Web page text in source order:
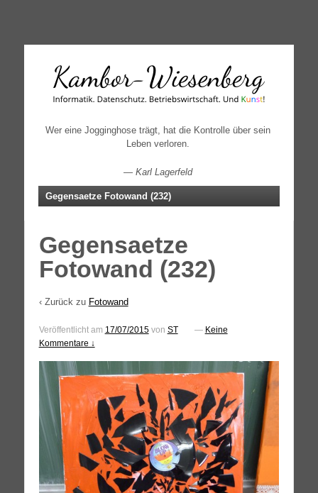
↓
CONTENT
Wer eine Jogginghose trägt, hat die Kontrolle über sein
Leben verloren.
— Karl Lagerfeld
Gegensaetze Fotowand (232)
Gegensaetze
Fotowand (232)
‹ Zurück zu Fotowand
Veröffentlicht am 17/07/2015von ST — Keine
Kommentare ↓